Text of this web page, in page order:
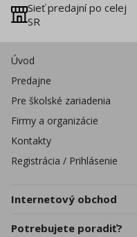
Sieť predajní po celej
SR
Úvod
Predajne
Pre školské zariadenia
Firmy a organizácie
Kontakty
Registrácia / Prihlásenie
Internetový obchod
Potrebujete poradiť?